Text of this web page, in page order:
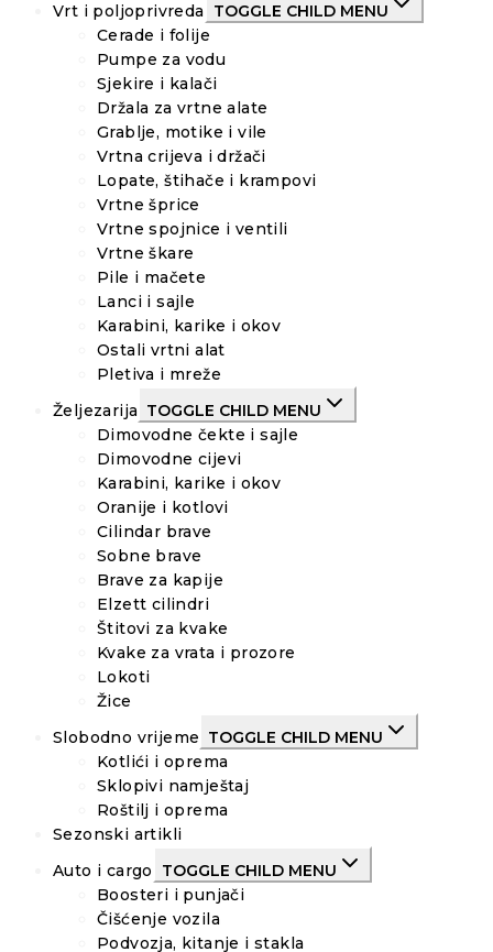
Vrt i poljoprivreda
TOGGLE CHILD MENU
Cerade i folije
Pumpe za vodu
Sjekire i kalači
Držala za vrtne alate
Grablje, motike i vile
Vrtna crijeva i držači
Lopate, štihače i krampovi
Vrtne šprice
Vrtne spojnice i ventili
Vrtne škare
Pile i mačete
Lanci i sajle
Karabini, karike i okov
Ostali vrtni alat
Pletiva i mreže
Željezarija TOGGLE CHILD MENU
Dimovodne čekte i sajle
Dimovodne cijevi
Karabini, karike i okov
Oranije i kotlovi
Cilindar brave
Sobne brave
Brave za kapije
Elzett cilindri
Štitovi za kvake
Kvake za vrata i prozore
Lokoti
Žice
Slobodno vrijeme TOGGLE CHILD MENU
Kotlići i oprema
Sklopivi namještaj
Roštilj i oprema
Sezonski artikli
Auto i cargo
TOGGLE CHILD MENU
Boosteri i punjači
Čišćenje vozila
Podvozja, kitanje i stakla